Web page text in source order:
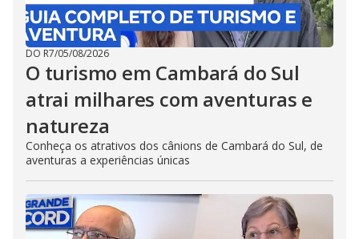
DO R7/05/08/2026
O turismo em Cambará do Sul
atrai milhares com aventuras e
natureza
Conheça os atrativos dos cânions de Cambará do Sul, de
aventuras a experiências únicas